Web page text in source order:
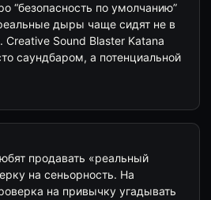
“безопасность по умолчанию”
дыры чаще сидят не в
Creative Sound Blaster Katana
саундбаром, а потенциальной
продавать «реальный
на сеньорность. На
на привычку угадывать